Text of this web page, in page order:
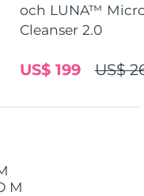
och LUNA™
Cleanser 2.0
US$
US$ 199